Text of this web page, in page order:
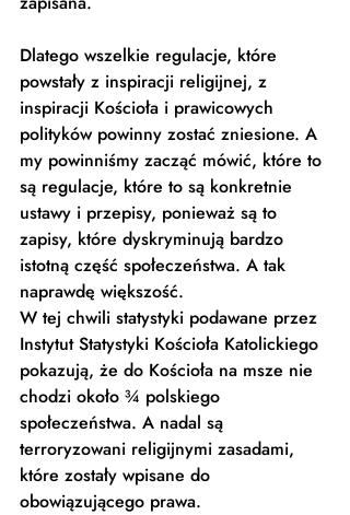
Dlatego wszelkie regulacje, które
powstały z inspiracji religijnej, z
inspiracji Kościoła i prawicowych
polityków powinny zostać zniesione. A
my powinniśmy zacząć mówić, które to
są regulacje, które to są konkretnie
ustawy i przepisy, ponieważ są to
zapisy, które dyskryminują bardzo
istotną część społeczeństwa. A tak
naprawdę większość.
W tej chwili statystyki podawane przez
Instytut Statystyki Kościoła Katolickiego
pokazują, że do Kościoła na msze nie
chodzi około ¾ polskiego
społeczeństwa. A nadal są
terroryzowani religijnymi zasadami,
które zostały wpisane do
obowiązującego prawa.